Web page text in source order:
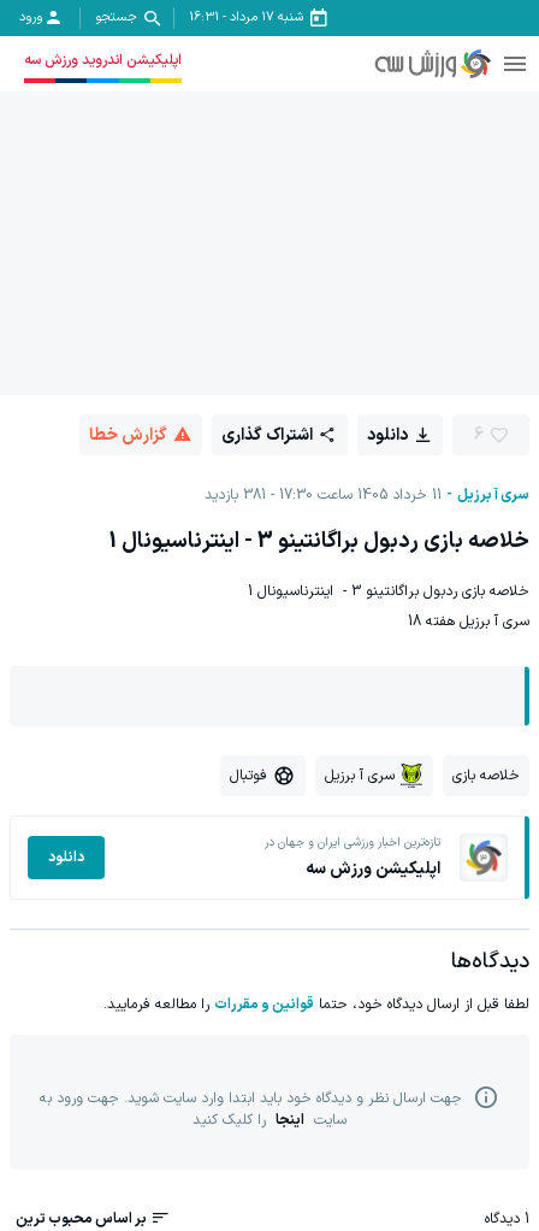
شنبه ۱۷ مرداد -
16:31 جستجو ورود
اپلیکیشن اندروید ورزش سه
سری آ برزیل 11 خرداد 1405 ساعت 17:30 381 بازدید
6 دانلود اشتراک گذاری گزارش خطا
خلاصه بازی ردبول براگانتینو 3 - اینترناسیونال 1
خلاصه بازی ردبول براگانتینو 3 - اینترناسیونال 1
سری آ برزیل هفته 18
خلاصه بازی سری آ برزیل فوتبال
تازه‌ترین اخبار ورزشی ایران و جهان در
اپلیکیشن ورزش سه دانلود
دیدگاه‌ها
لطفا قبل از ارسال دیدگاه خود، حتما قوانین و مقررات را مطالعه فرمایید.
جهت ارسال نظر و دیدگاه خود باید ابتدا وارد سایت شوید. جهت ورود به
سایت اینجا را کلیک کنید
1 دیدگاه بر اساس محبوب ترین